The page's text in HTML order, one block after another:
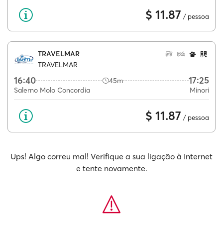
$ 11.87 / pessoa
TRAVELMAR
TRAVELMAR
16:40 45m 17:25
Salerno Molo Concordia Minori
$ 11.87 / pessoa
Ups! Algo correu mal! Verifique a sua ligação à Internet
e tente novamente.